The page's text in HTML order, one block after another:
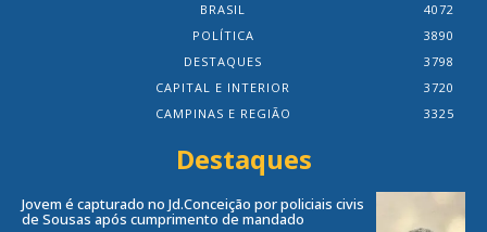
BRASIL
4072
POLÍTICA
3890
DESTAQUES
3798
CAPITAL E INTERIOR
3720
CAMPINAS E REGIÃO
3325
Destaques
Jovem é capturado no Jd.Conceição por policiais civis
de Sousas após cumprimento de mandado